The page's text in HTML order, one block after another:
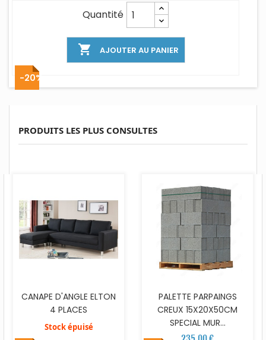
Quantité
 AJOUTER AU PANIER
PRODUITS LES PLUS CONSULTES
-20%
CANAPE D'ANGLE ELTON
4 PLACES
Stock épuisé
PALETTE PARPAINGS
CREUX 15X20X50CM
SPECIAL MUR...